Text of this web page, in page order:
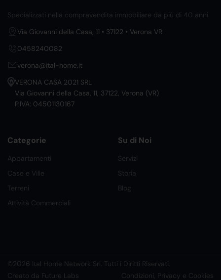
Specializzati nella compravendita immobiliare da più di 40 anni.
Via Giovanni della Casa, 11 • 37122 • Verona VR
0458240082
verona@ital-home.it
VERONA CASA 2021 SRL
Via Giovanni della Casa, 11, 37122, Verona (VR)
P.IVA: 04501130167
Categorie
Appartamenti
Case e Ville
Terreni
Attività Commerciali
Su di Noi
Servizi
Storia
Blog
©2026 Ital Home Network Srl. Tutti i Diritti Riservati.
Creato da Future Labs
Condizioni, Privacy e Cookies